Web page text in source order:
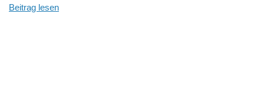
Beitrag lesen